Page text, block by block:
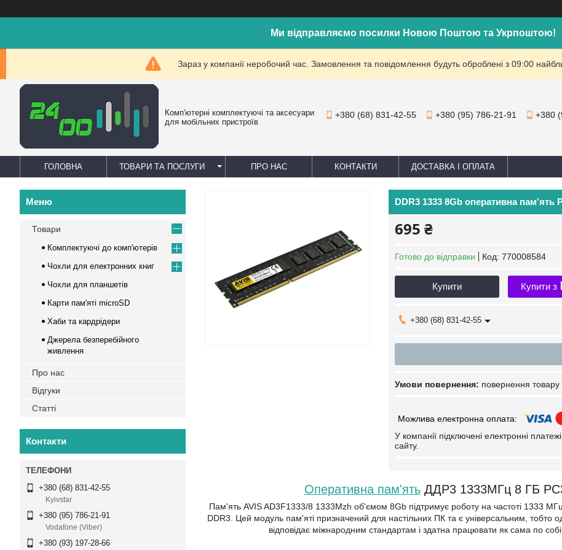
Ми відправляємо посилки Новою Поштою та Укрпоштою!
Зараз у компанії неробочий час. Замовлення та повідомлення будуть оброблені з 09:00
Комп'ютерні комплектуючі та аксесуари
для мобільних пристроїв
+380 (68) 831-42-55 +380 (95) 786-21-91 +380
ГОЛОВНА ТОВАРИ ТА ПОСЛУГИ ПРО НАС КОНТАКТИ ДОСТАВКА І ОПЛАТА
DDR3 1333 8Gb оперативна пам'ять
695 ₴
Готово до відправки Код: 770008584
Купити Купити з
+380 (68) 831-42-55
повернення товару
У компанії підключені електронні
сайту.
Оперативна пам'ять ДДР3 1333МГц 8 ГБ
Пам'ять AVIS AD3F1333/8 1333Mzh об'ємом 8Gb підтримує роботу на частоті 1333
DDR3. Цей модуль пам'яті призначений для настільних ПК та є універсальним,
відповідає міжнародним стандартам і здатна працювати як сама по
Товари
Комплектуючі до комп'ютерів
Чохли для електронних книг
Чохли для планшетів
Карти пам'яті microSD
Хаби та кардрідери
Джерела безперебійного
живлення
Про нас
Відгуки
Статті
Контакти
+380 (68) 831-42-55
Kyivstar
+380 (95) 786-21-91
Vodafone (Viber)
+380 (93) 197-28-66